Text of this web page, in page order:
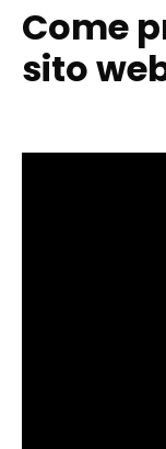
Come
sito